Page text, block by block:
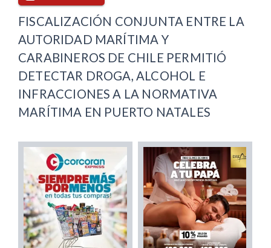
FISCALIZACIÓN CONJUNTA ENTRE LA
AUTORIDAD MARÍTIMA Y
CARABINEROS DE CHILE PERMITIÓ
DETECTAR DROGA, ALCOHOL E
INFRACCIONES A LA NORMATIVA
MARÍTIMA EN PUERTO NATALES